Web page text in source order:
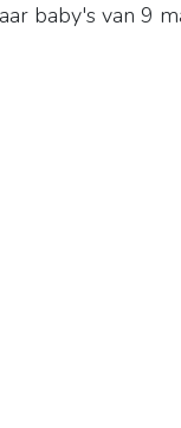
baby's van 9